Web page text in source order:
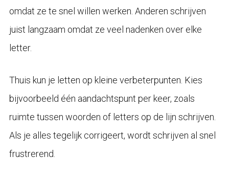
omdat ze te snel willen werken. Anderen schrijven
juist langzaam omdat ze veel nadenken over elke
letter.
Thuis kun je letten op kleine verbeterpunten. Kies
bijvoorbeeld één aandachtspunt per keer, zoals
ruimte tussen woorden of letters op de lijn schrijven.
Als je alles tegelijk corrigeert, wordt schrijven al snel
frustrerend.